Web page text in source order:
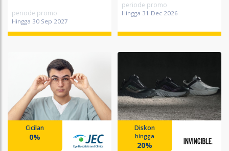
periode promo
Hingga 30 Sep 2027
periode promo
Hingga 31 Dec 2026
Cicilan
0%
Diskon
hingga
20%